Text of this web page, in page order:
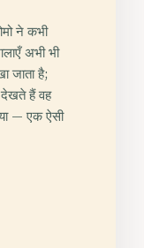
ने कभी
अभी भी
जाता है;
हैं वह
— एक ऐसी